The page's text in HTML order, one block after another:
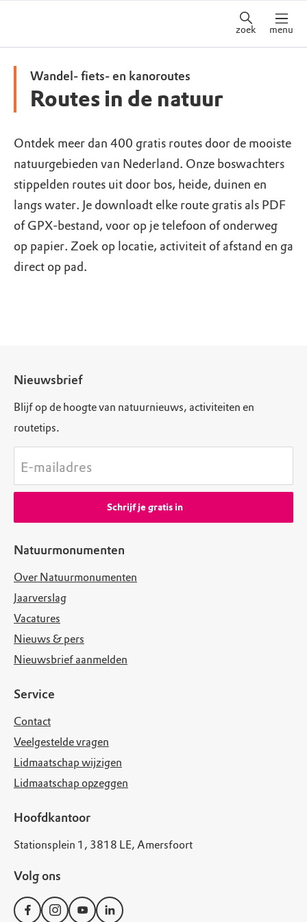
zoek menu
Wandel- fiets- en kanoroutes
Routes in de natuur
Ontdek meer dan 400 gratis routes door de mooiste
natuurgebieden van Nederland. Onze boswachters
stippelden routes uit door bos, heide, duinen en
langs water. Je downloadt elke route gratis als PDF
of GPX-bestand, voor op je telefoon of onderweg
op papier. Zoek op locatie, activiteit of afstand en ga
direct op pad.
Natuurmonumenten
Over Natuurmonumenten
Jaarverslag
Vacatures
Nieuws & pers
Nieuwsbrief aanmelden
Service
Contact
Veelgestelde vragen
Lidmaatschap wijzigen
Lidmaatschap opzeggen
Hoofdkantoor
Stationsplein 1, 3818 LE, Amersfoort
Volg ons
Nieuwsbrief
Blijf op de hoogte van natuurnieuws, activiteiten en
routetips.
E-mailadres
Schrijf je gratis in